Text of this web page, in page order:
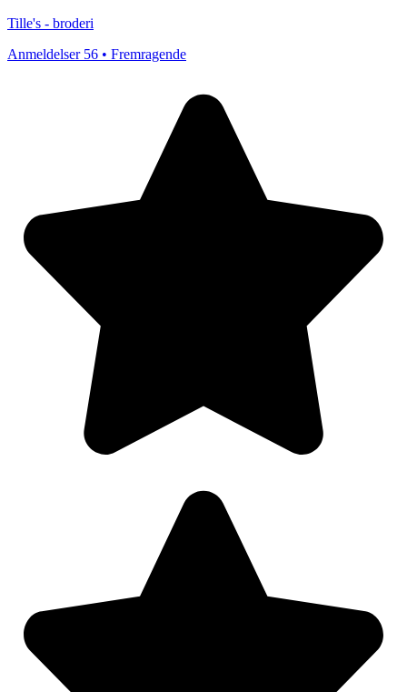
Tille's - broderi
Anmeldelser 56 • Fremragende